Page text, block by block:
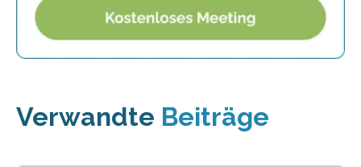
Verwandte Beiträge